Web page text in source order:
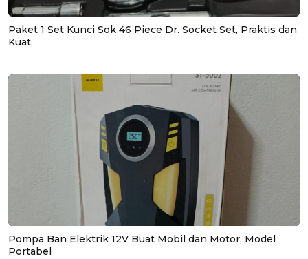
Paket 1 Set Kunci Sok 46 Piece Dr. Socket Set, Praktis dan
Kuat
Pompa Ban Elektrik 12V Buat Mobil dan Motor, Model
Portabel